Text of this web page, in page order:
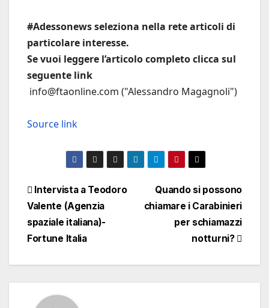
#Adessonews seleziona nella rete articoli di
particolare interesse.
Se vuoi leggere l’articolo completo clicca sul
seguente link
info@ftaonline.com ("Alessandro Magagnoli")
Source link
Navigazione
articoli
Quando si possono
chiamare i Carabinieri
per schiamazzi
notturni?
Intervista a Teodoro
Valente (Agenzia
spaziale italiana)-
Fortune Italia